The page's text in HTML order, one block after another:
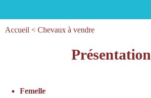
Accueil < Chevaux à vendre
Présentation
Femelle